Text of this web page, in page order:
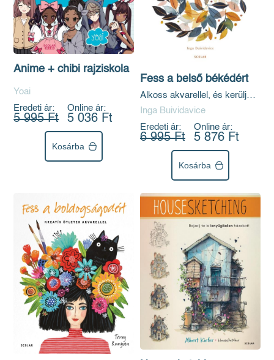
Anime + chibi rajziskola
Yoai
Eredeti ár:
5 995 Ft
Online ár:
5 036 Ft
Kosárba
Fess a belső békédért
Alkoss akvarellel, és kerülj
összhangba a természettel
Inga Buividavice
Eredeti ár:
6 995 Ft
Online ár:
5 876 Ft
Kosárba